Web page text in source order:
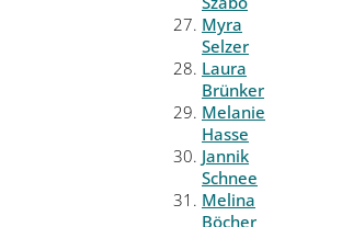
Myra
Selzer
Laura
Brünker
Melanie
Hasse
Jannik
Schnee
Melina
Böcher